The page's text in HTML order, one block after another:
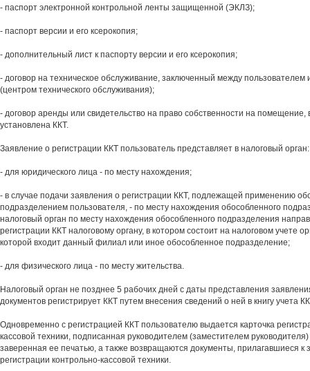
- паспорт электронной контрольной ленты защищенной (ЭКЛЗ);
- паспорт версии и его ксерокопия;
- дополнительный лист к паспорту версии и его ксерокопия;
- договор на техническое обслуживание, заключенный между пользователем
(центром технического обслуживания);
- договор аренды или свидетельство на право собственности на помещение,
установлена ККТ.
Заявление о регистрации ККТ пользователь представляет в налоговый орган:
- для юридического лица - по месту нахождения;
- в случае подачи заявления о регистрации ККТ, подлежащей применению
подразделением пользователя, - по месту нахождения обособленного
налоговый орган по месту нахождения обособленного подразделения
регистрации ККТ налоговому органу, в котором состоит на налоговом учете
которой входит данный филиал или иное обособленное подразделение;
- для физического лица - по месту жительства.
Налоговый орган не позднее 5 рабочих дней с даты представления
документов регистрирует ККТ путем внесения сведений о ней в книгу учета
Одновременно с регистрацией ККТ пользователю выдается карточка
кассовой техники, подписанная руководителем (заместителем
заверенная ее печатью, а также возвращаются документы, прилагавшиеся к
регистрации контрольно-кассовой техники.